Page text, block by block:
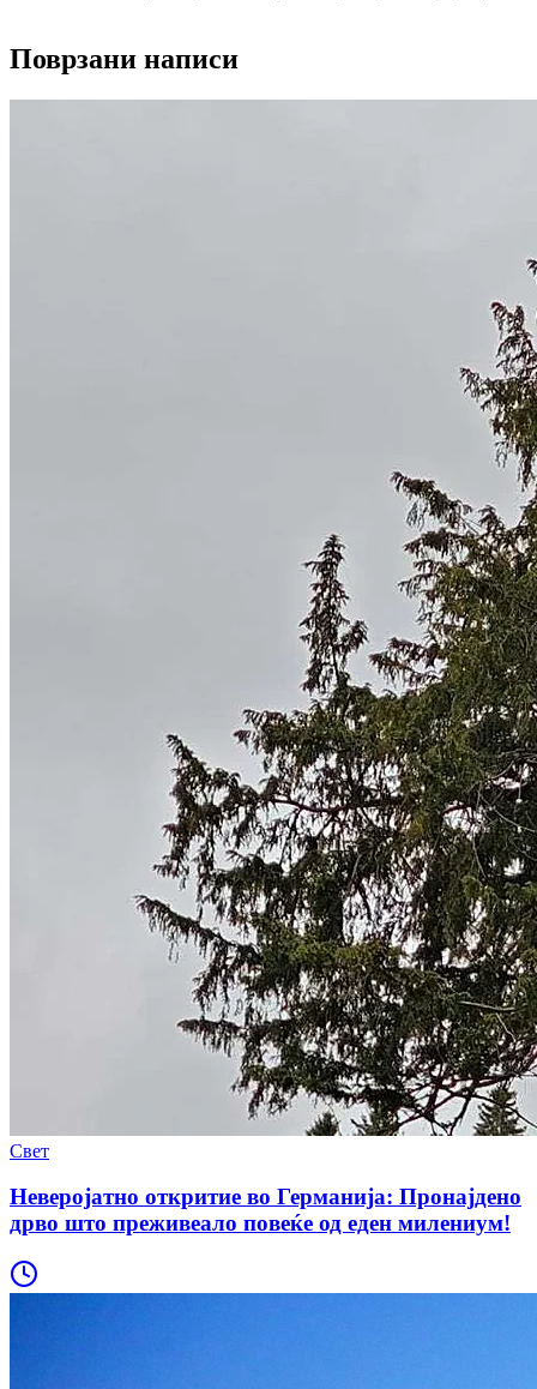
Поврзани написи
Свет
Неверојатно откритие во Германија: Пронајдено
дрво што преживеало повеќе од еден милениум!